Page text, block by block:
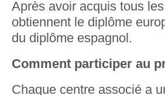
Après avoir acquis tous
obtiennent le diplôme
du diplôme espagnol.
Comment participer au
Chaque centre associé a